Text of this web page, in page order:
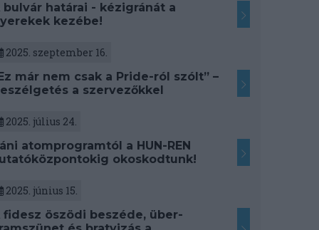
bulvár határai - kézigránát a
kezébe!
2025. szeptember 16.
már nem csak a Pride-ról szólt” –
a szervezőkkel
2025. július 24.
atomprogramtól a HUN-REN
okoskodtunk!
2025. június 15.
fidesz öszödi beszéde, über-